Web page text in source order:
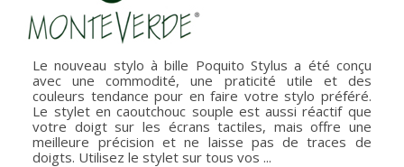
Le nouveau stylo à bille Poquito Stylus a été conçu
avec une commodité, une praticité utile et des
couleurs tendance pour en faire votre stylo préféré.
Le stylet en caoutchouc souple est aussi réactif que
votre doigt sur les écrans tactiles, mais offre une
meilleure précision et ne laisse pas de traces de
doigts. Utilisez le stylet sur tous vos ...